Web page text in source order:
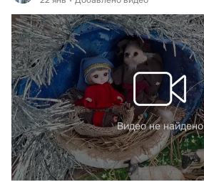
Видео не найдено